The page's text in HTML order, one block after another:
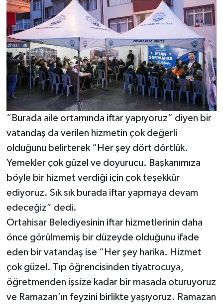
“Burada aile ortamında iftar yapıyoruz” diyen bir
vatandaş da verilen hizmetin çok değerli
olduğunu belirterek “Her şey dört dörtlük.
Yemekler çok güzel ve doyurucu. Başkanımıza
böyle bir hizmet verdiği için çok teşekkür
ediyoruz. Sık sık burada iftar yapmaya devam
edeceğiz” dedi.
Ortahisar Belediyesinin iftar hizmetlerinin daha
önce görülmemiş bir düzeyde olduğunu ifade
eden bir vatandaş ise “Her şey harika. Hizmet
çok güzel. Tıp öğrencisinden tiyatrocuya,
öğretmenden işsize kadar bir masada oturuyoruz
ve Ramazan’ın feyzini birlikte yaşıyoruz. Ramazan